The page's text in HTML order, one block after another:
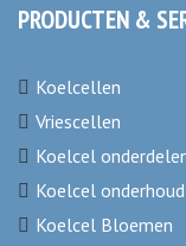
PRODUCTEN &
Koelcellen
Vriescellen
Koelcel
Koelcel onderhoud
Koelcel Bloemen